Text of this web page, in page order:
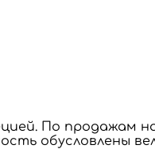
По продажам
обусловлены